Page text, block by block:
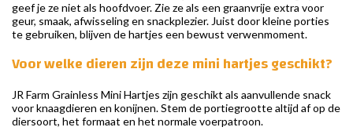
geef je ze niet als hoofdvoer. Zie ze als een graanvrije extra voor
geur, smaak, afwisseling en snackplezier. Juist door kleine porties
te gebruiken, blijven de hartjes een bewust verwenmoment.
Voor welke dieren zijn deze mini hartjes geschikt?
JR Farm Grainless Mini Hartjes zijn geschikt als aanvullende snack
voor knaagdieren en konijnen. Stem de portiegrootte altijd af op de
diersoort, het formaat en het normale voerpatroon.